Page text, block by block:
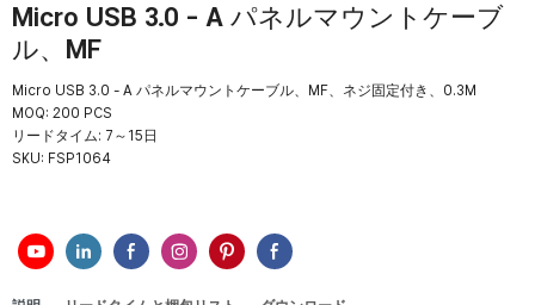
Micro USB 3.0 - A パネルマウントケーブ
ル、MF
Micro USB 3.0 - A パネルマウントケーブル、MF、ネジ固定付き、0.3M
MOQ: 200 PCS
リードタイム: 7～15日
SKU: FSP1064